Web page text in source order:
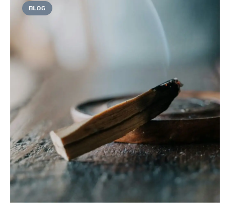
BLOG